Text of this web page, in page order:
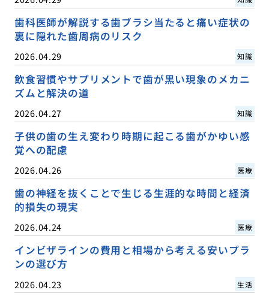
歯科医師が解説する歯ブラシ当たると痛い症状の
裏に隠れた歯周病のリスク
2026.04.29 知識
飲食習慣やサプリメントで歯が黒い現象のメカニ
ズムと解決の道
2026.04.27 知識
子供の歯の生え変わり時期に起こる歯がかゆい感
覚への配慮
2026.04.26 医療
歯の神経を抜くことで生じる生涯的な時間と経済
的損失の現実
2026.04.24 医療
インビザラインの費用と相場から考える安いプラ
ンの選び方
2026.04.23 生活